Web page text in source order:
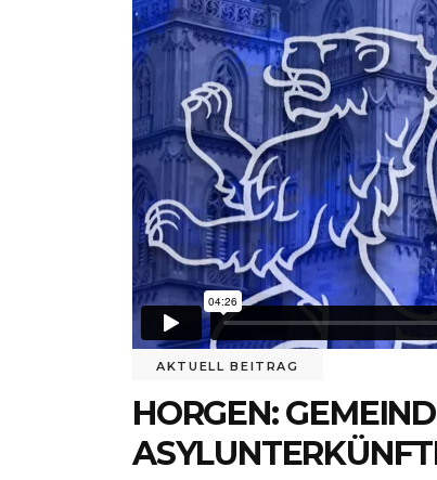
AKTUELL BEITRAG
HORGEN: